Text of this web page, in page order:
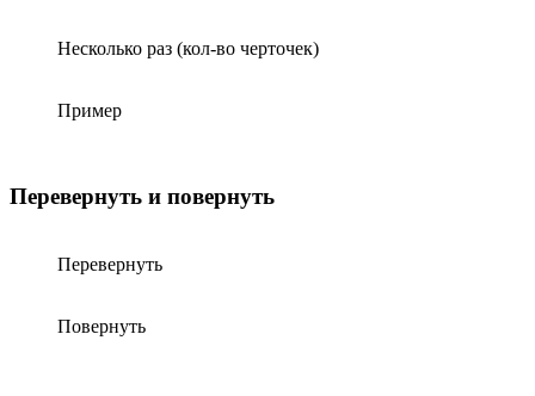
Несколько раз (кол-во черточек)
Пример
Перевернуть и повернуть
Перевернуть
Повернуть